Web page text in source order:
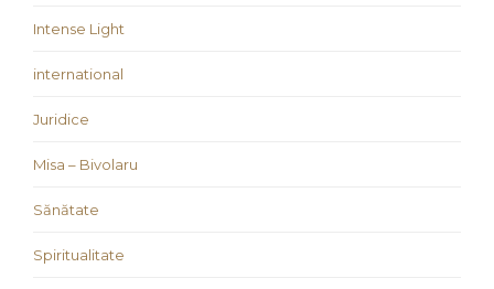
Intense Light
international
Juridice
Misa – Bivolaru
Sănătate
Spiritualitate